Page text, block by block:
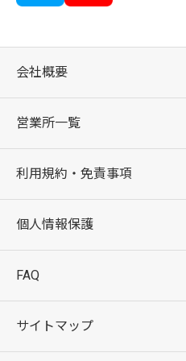
会社概要
営業所一覧
利用規約・免責事項
個人情報保護
FAQ
サイトマップ